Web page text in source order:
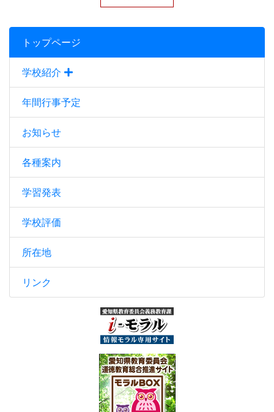
トップページ
学校紹介
年間行事予定
お知らせ
各種案内
学習発表
学校評価
所在地
リンク